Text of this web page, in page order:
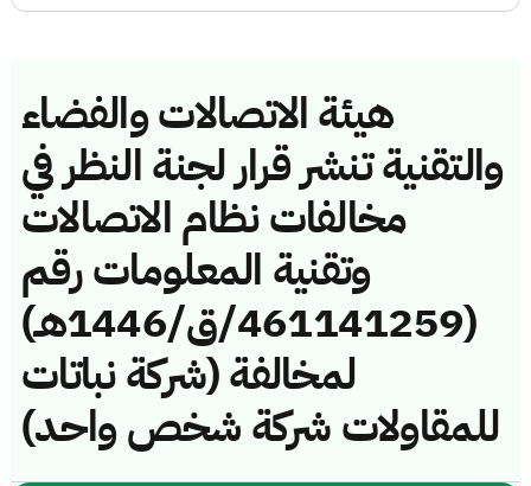
هيئة الاتصالات والفضاء
والتقنية تنشر قرار لجنة النظر في
مخالفات نظام الاتصالات
وتقنية المعلومات رقم
(461141259/ق/1446هـ)
لمخالفة (شركة نباتات
للمقاولات شركة شخص واحد)